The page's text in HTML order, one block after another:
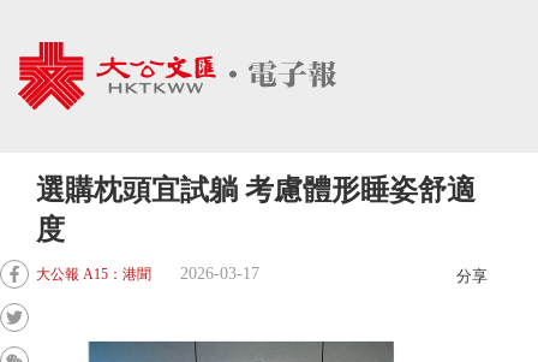
選購枕頭宜試躺 考慮體形睡姿舒適
度
大公報 A15：港聞 2026-03-17 分享